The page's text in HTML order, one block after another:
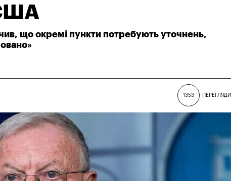
що окремі пункти потребують уточнень,
1353 ПЕРЕГЛЯДИ